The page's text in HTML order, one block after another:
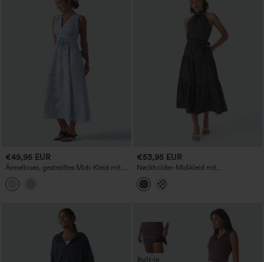
€49,95 EUR
Ärmelloses, gestreiftes Midi-Kleid mit V-
Ausschnitt und Taschen
€53,95 EUR
Neckholder-Midikleid mit
Schlüsselloch-Rücken, Gürtel, Polka-
Dot-Muster und Taschen